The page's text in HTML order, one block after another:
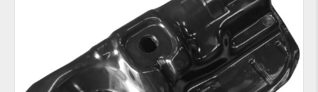
irrigidimento che impediscono un movimento
eccessivo di carburante all’interno del serbatoio e
squilibrio durante l’accelerazione e la frenata.
Quando dovresti cambiare il